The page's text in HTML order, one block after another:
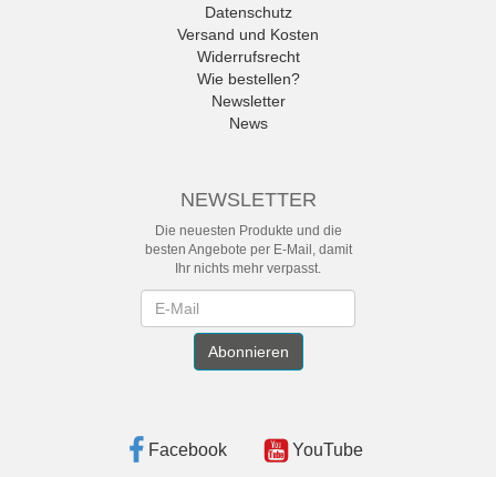
Datenschutz
Versand und Kosten
Widerrufsrecht
Wie bestellen?
Newsletter
News
NEWSLETTER
Die neuesten Produkte und die
besten Angebote per E-Mail, damit
Ihr nichts mehr verpasst.
Abonnieren
Facebook YouTube